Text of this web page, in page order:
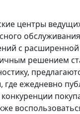
центры
с расширенной
решением
ежедневно